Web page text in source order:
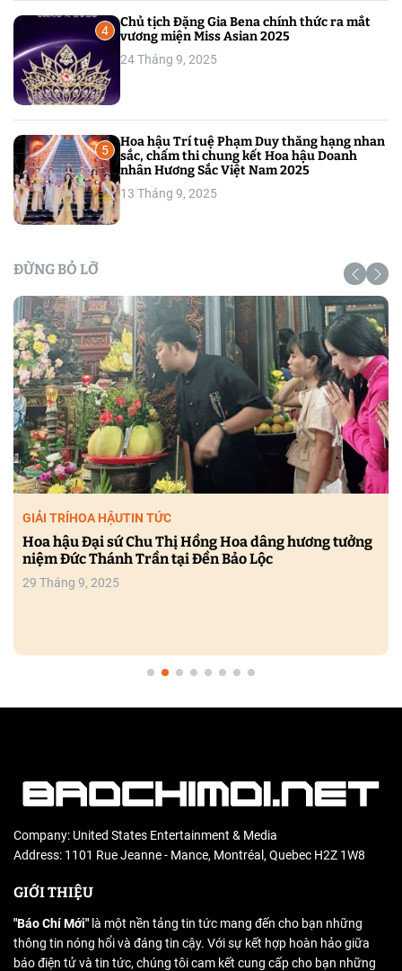
4
Chủ tịch Đặng Gia Bena chính thức ra mắt
vương miện Miss Asian 2025
24 Tháng 9, 2025
5
Hoa hậu Trí tuệ Phạm Duy thăng hạng nhan
sắc, chấm thi chung kết Hoa hậu Doanh
nhân Hương Sắc Việt Nam 2025
13 Tháng 9, 2025
ĐỪNG BỎ LỠ
GIẢI TRÍHOA HẬUTIN TỨC
Hoa hậu Đại sứ Chu Thị Hồng Hoa dâng hương tưởng
niệm Đức Thánh Trần tại Đền Bảo Lộc
29 Tháng 9, 2025
Company: United States Entertainment & Media
Address: 1101 Rue Jeanne - Mance, Montréal, Quebec H2Z 1W8
GIỚI THIỆU
"Báo Chí Mới" là một nền tảng tin tức mang đến cho bạn những
thông tin nóng hổi và đáng tin cậy. Với sự kết hợp hoàn hảo giữa
báo điện tử và tin tức, chúng tôi cam kết cung cấp cho bạn những